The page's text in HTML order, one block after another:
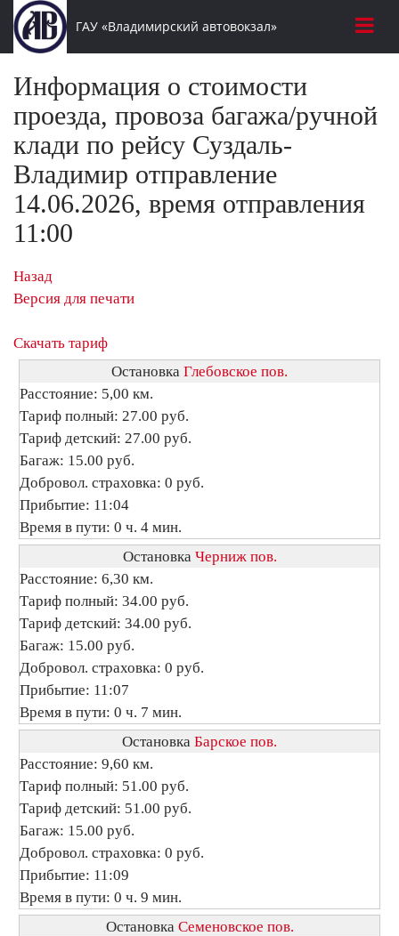
ГАУ «Владимирский автовокзал»
Информация о стоимости
проезда, провоза багажа/ручной
клади по рейсу Суздаль-
Владимир отправление
14.06.2026, время отправления
11:00
Назад
Версия для печати
Скачать тариф
Остановка Глебовское пов.
Расстояние: 5,00 км.
Тариф полный: 27.00 руб.
Тариф детский: 27.00 руб.
Багаж: 15.00 руб.
Добровол. страховка: 0 руб.
Прибытие: 11:04
Время в пути: 0 ч. 4 мин.
Остановка Черниж пов.
Расстояние: 6,30 км.
Тариф полный: 34.00 руб.
Тариф детский: 34.00 руб.
Багаж: 15.00 руб.
Добровол. страховка: 0 руб.
Прибытие: 11:07
Время в пути: 0 ч. 7 мин.
Остановка Барское пов.
Расстояние: 9,60 км.
Тариф полный: 51.00 руб.
Тариф детский: 51.00 руб.
Багаж: 15.00 руб.
Добровол. страховка: 0 руб.
Прибытие: 11:09
Время в пути: 0 ч. 9 мин.
Остановка Семеновское пов.